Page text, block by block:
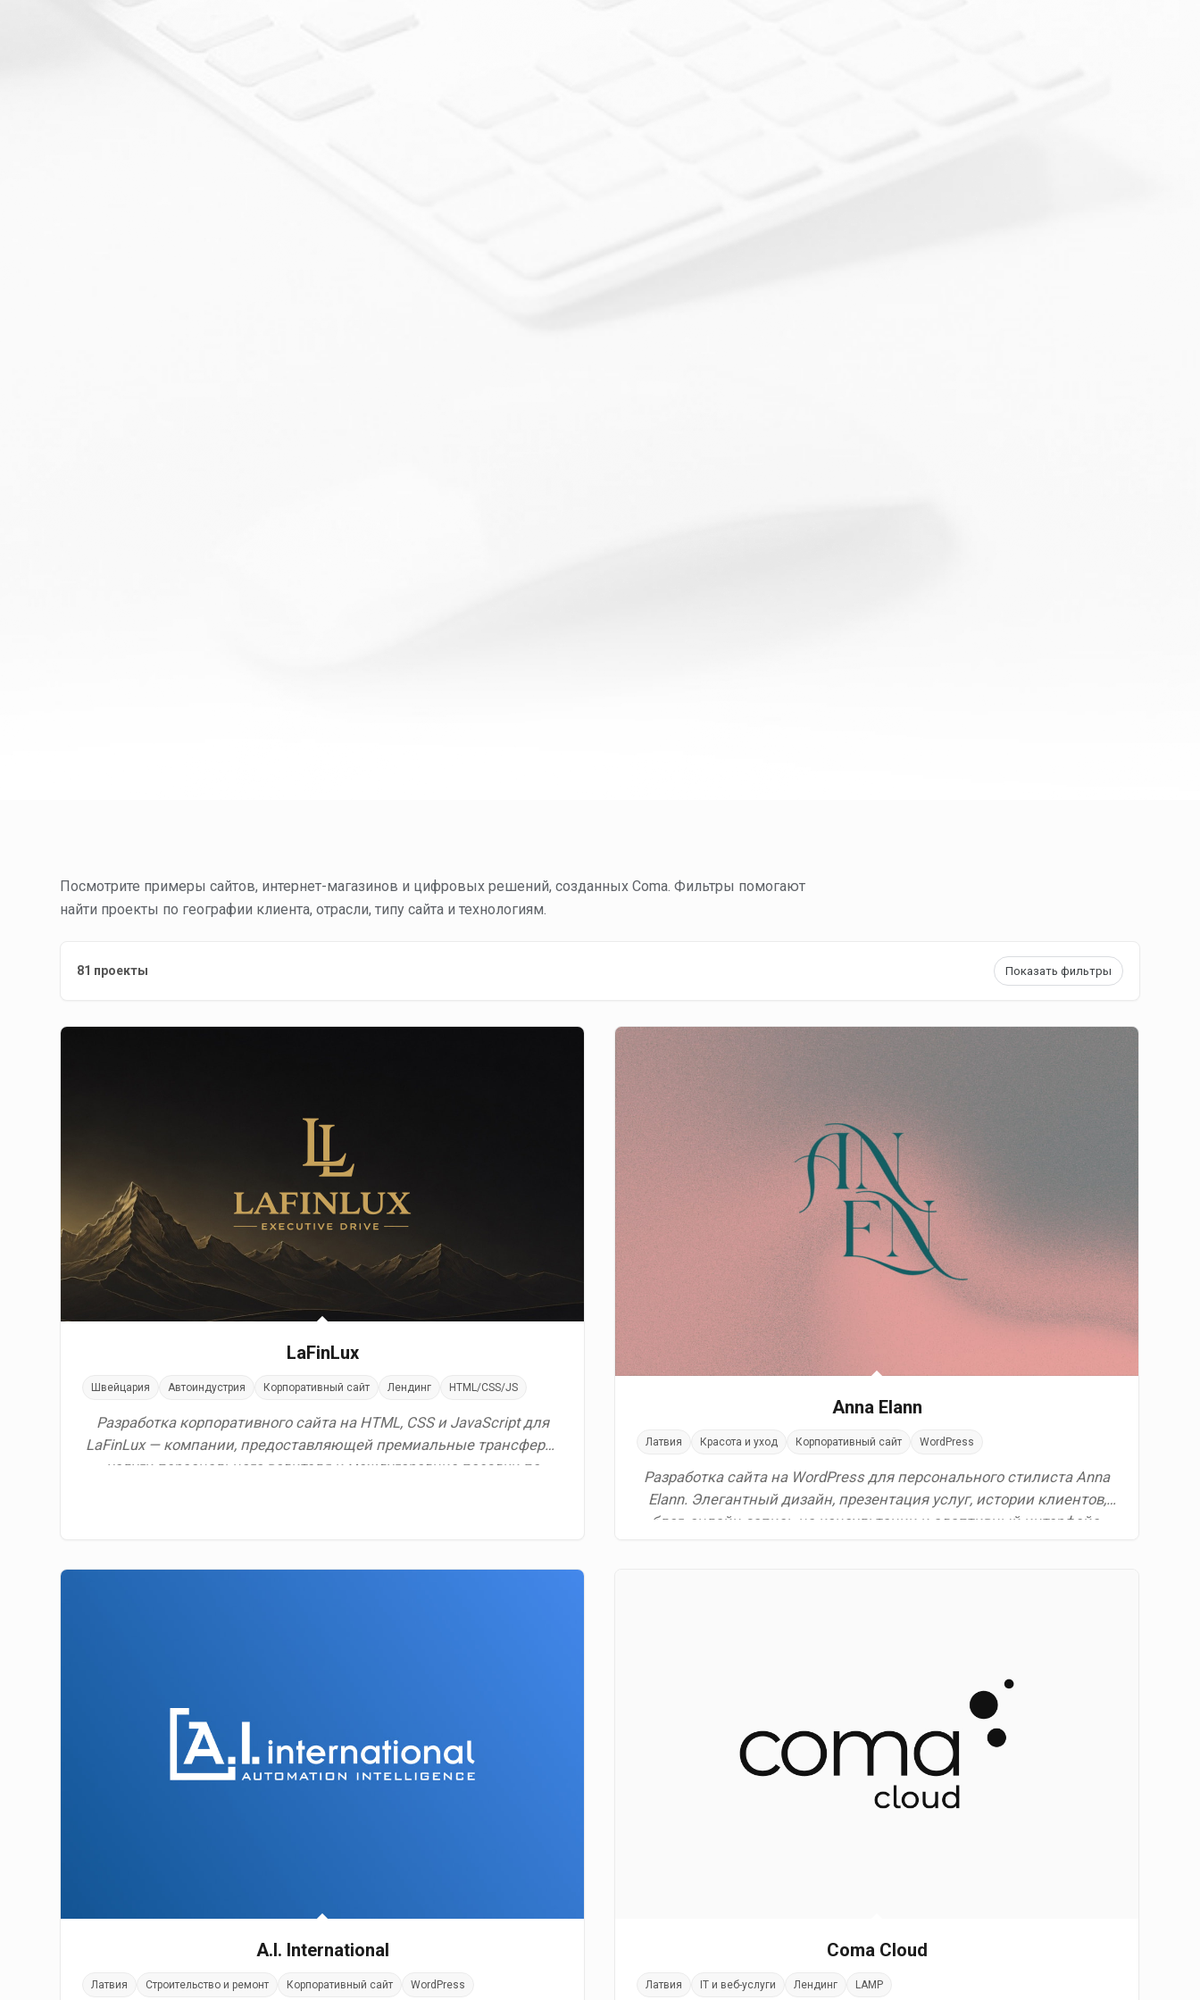
Посмотрите примеры сайтов, интернет-магазинов и цифровых решений, созданных Coma. Фильтры помогают
найти проекты по географии клиента, отрасли, типу сайта и технологиям.
81 проекты Показать фильтры
LaFinLux
Швейцария Автоиндустрия Корпоративный сайт Лендинг HTML/CSS/JS
Разработка корпоративного сайта на HTML, CSS и JavaScript для
LaFinLux — компании, предоставляющей премиальные трансферы,
услуги персонального водителя и междугородние поездки по
Anna Elann
Латвия Красота и уход Корпоративный сайт WordPress
Разработка сайта на WordPress для персонального стилиста Anna
Elann. Элегантный дизайн, презентация услуг, истории клиентов,
блог, онлайн-запись на консультации и адаптивный интерфейс.
A.I. International
Латвия Строительство и ремонт Корпоративный сайт WordPress
Coma Cloud
Латвия IT и веб-услуги Лендинг LAMP